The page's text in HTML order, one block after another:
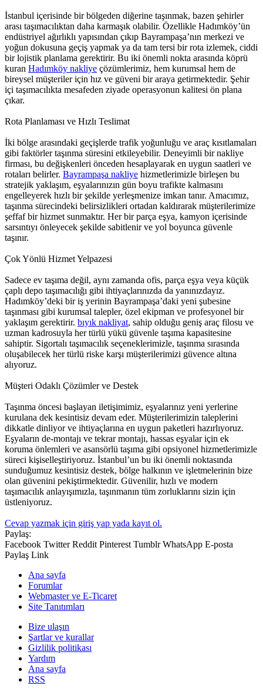
İstanbul içerisinde bir bölgeden diğerine taşınmak, bazen şehirler
arası taşımacılıktan daha karmaşık olabilir. Özellikle Hadımköy’ün
endüstriyel ağırlıklı yapısından çıkıp Bayrampaşa’nın merkezi ve
yoğun dokusuna geçiş yapmak ya da tam tersi bir rota izlemek, ciddi
bir lojistik planlama gerektirir. Bu iki önemli nokta arasında köprü
kuran Hadımköy nakliye çözümlerimiz, hem kurumsal hem de
bireysel müşteriler için hız ve güveni bir araya getirmektedir. Şehir
içi taşımacılıkta mesafeden ziyade operasyonun kalitesi ön plana
çıkar.
Rota Planlaması ve Hızlı Teslimat
İki bölge arasındaki geçişlerde trafik yoğunluğu ve araç kısıtlamaları
gibi faktörler taşınma süresini etkileyebilir. Deneyimli bir nakliye
firması, bu değişkenleri önceden hesaplayarak en uygun saatleri ve
rotaları belirler. Bayrampaşa nakliye hizmetlerimizle birleşen bu
stratejik yaklaşım, eşyalarınızın gün boyu trafikte kalmasını
engelleyerek hızlı bir şekilde yerleşmenize imkan tanır. Amacımız,
taşınma sürecindeki belirsizlikleri ortadan kaldırarak müşterilerimize
şeffaf bir hizmet sunmaktır. Her bir parça eşya, kamyon içerisinde
sarsıntıyı önleyecek şekilde sabitlenir ve yol boyunca güvenle
taşınır.
Çok Yönlü Hizmet Yelpazesi
Sadece ev taşıma değil, aynı zamanda ofis, parça eşya veya küçük
çaplı depo taşımacılığı gibi ihtiyaçlarınızda da yanınızdayız.
Hadımköy’deki bir iş yerinin Bayrampaşa’daki yeni şubesine
taşınması gibi kurumsal talepler, özel ekipman ve profesyonel bir
yaklaşım gerektirir. bıyık nakliyat, sahip olduğu geniş araç filosu ve
uzman kadrosuyla her türlü yükü güvenle taşıma kapasitesine
sahiptir. Sigortalı taşımacılık seçeneklerimizle, taşınma sırasında
oluşabilecek her türlü riske karşı müşterilerimizi güvence altına
alıyoruz.
Müşteri Odaklı Çözümler ve Destek
Taşınma öncesi başlayan iletişimimiz, eşyalarınız yeni yerlerine
kurulana dek kesintisiz devam eder. Müşterilerimizin taleplerini
dikkatle dinliyor ve ihtiyaçlarına en uygun paketleri hazırlıyoruz.
Eşyaların de-montajı ve tekrar montajı, hassas eşyalar için ek
koruma önlemleri ve asansörlü taşıma gibi opsiyonel hizmetlerimizle
süreci kişiselleştiriyoruz. İstanbul’un bu iki önemli noktasında
sunduğumuz kesintisiz destek, bölge halkının ve işletmelerinin bize
olan güvenini pekiştirmektedir. Güvenilir, hızlı ve modern
taşımacılık anlayışımızla, taşınmanın tüm zorluklarını sizin için
üstleniyoruz.
Cevap yazmak için giriş yap yada kayıt ol.
Paylaş:
Facebook Twitter Reddit Pinterest Tumblr WhatsApp E-posta
Paylaş Link
Ana sayfa
Forumlar
Webmaster ve E-Ticaret
Site Tanıtımları
Bize ulaşın
Şartlar ve kurallar
Gizlilik politikası
Yardım
Ana sayfa
RSS